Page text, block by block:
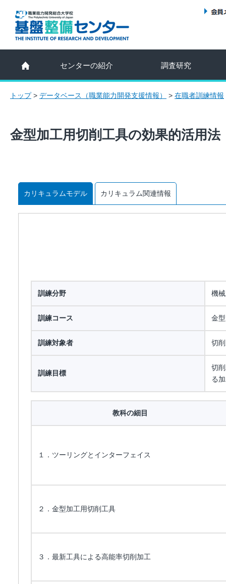
センターの紹介 調査研究
トップ> データベース（職業能力開発支援情報） > 在職者訓練情報
金型加工用切削工具の効果的活用法
カリキュラムモデル カリキュラム関連情報
訓練分野 機
訓練コース 金
訓練対象者 切
訓練目標
切
る
教科の細目
１．ツーリングとインターフェイス
２．金型加工用切削工具
３．最新工具による高能率切削加工